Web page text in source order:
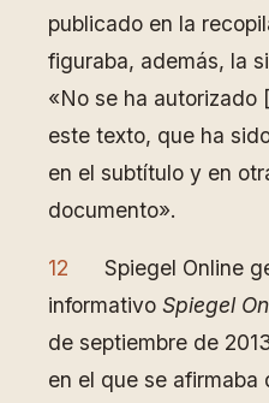
publicado en la
figuraba, además, la
«No se ha autorizado
este texto, que ha
en el subtítulo y en
documento».
12 Spiegel Online
informativo Spiegel
de septiembre de
en el que se afirmaba